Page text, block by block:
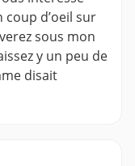
d’oeil sur
sous mon
y un peu de
disait